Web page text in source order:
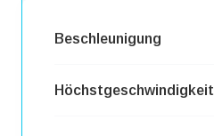
Beschleunigung
Höchstgeschwindigkeit